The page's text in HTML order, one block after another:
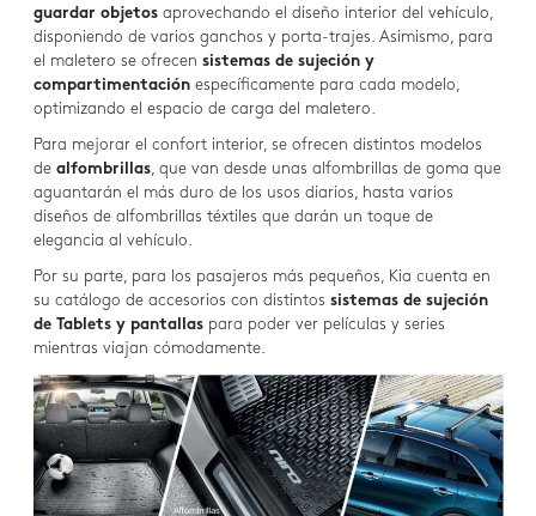
guardar objetosaprovechando el diseño interior del vehículo,
disponiendo de varios ganchos y porta-trajes. Asimismo, para
el maletero se ofrecen sistemas de sujeción y
compartimentaciónespecíficamente para cada modelo,
optimizando el espacio de carga del maletero.
Para mejorar el confort interior, se ofrecen distintos modelos
de alfombrillas, que van desde unas alfombrillas de goma que
aguantarán el más duro de los usos diarios, hasta varios
diseños de alfombrillas téxtiles que darán un toque de
elegancia al vehículo.
Por su parte, para los pasajeros más pequeños, Kia cuenta en
su catálogo de accesorios con distintos sistemas de sujeción
de Tablets y pantallaspara poder ver películas y series
mientras viajan cómodamente.